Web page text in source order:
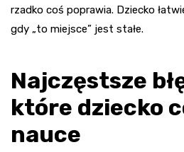
rzadko coś poprawia. Dziecko
gdy „to miejsce” jest stałe.
Najczęstsze
które dziecko
nauce